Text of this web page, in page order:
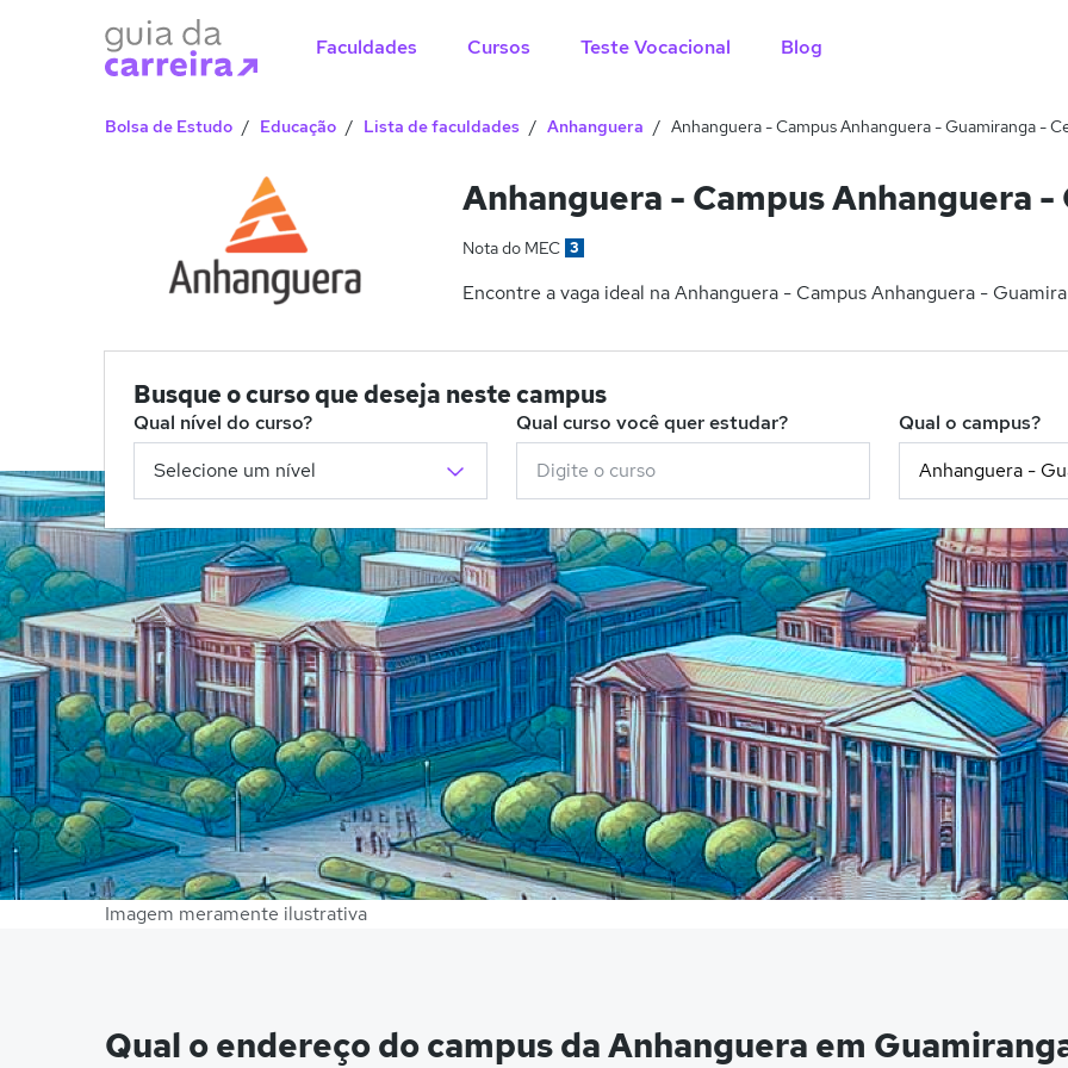
Faculdades Cursos Teste Vocacional Blog
Bolsa de Estudo Educação Lista de faculdades Anhanguera Anhanguera - Campus Anhanguera - Guamiranga -
Anhanguera - Campus Anhanguera
Nota do MEC 3
Encontre a vaga ideal na Anhanguera - Campus Anhanguera -
Busque o curso que deseja neste campus
Qual nível do curso? Qual curso você quer estudar? Qual o campus?
Imagem meramente ilustrativa
Qual o endereço do campus da Anhanguera em